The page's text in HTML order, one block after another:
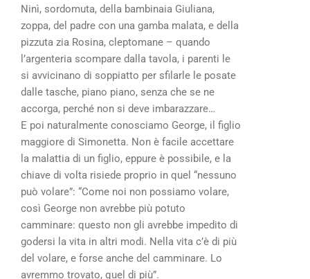
Ninì, sordomuta, della bambinaia Giuliana,
zoppa, del padre con una gamba malata, e della
pizzuta zia Rosina, cleptomane – quando
l’argenteria scompare dalla tavola, i parenti le
si avvicinano di soppiatto per sfilarle le posate
dalle tasche, piano piano, senza che se ne
accorga, perché non si deve imbarazzare…
E poi naturalmente conosciamo George, il figlio
maggiore di Simonetta. Non è facile accettare
la malattia di un figlio, eppure è possibile, e la
chiave di volta risiede proprio in quel “nessuno
può volare”: “Come noi non possiamo volare,
così George non avrebbe più potuto
camminare: questo non gli avrebbe impedito di
godersi la vita in altri modi. Nella vita c’è di più
del volare, e forse anche del camminare. Lo
avremmo trovato, quel di più”.